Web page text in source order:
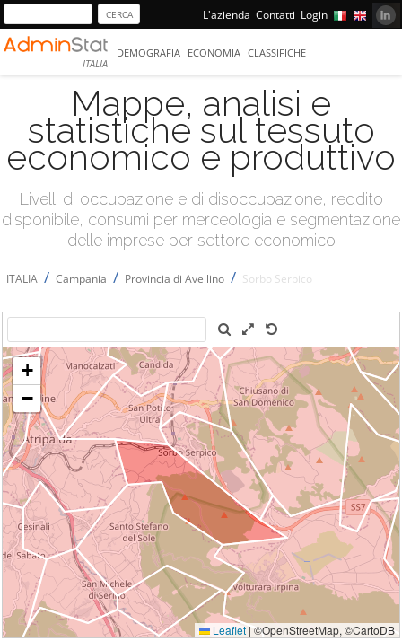
L'azienda Contatti Login
ITALIA
DEMOGRAFIA ECONOMIA CLASSIFICHE
Mappe, analisi e
statistiche sul tessuto
economico e produttivo
Livelli di occupazione e di disoccupazione, reddito
disponibile, consumi per merceologia e segmentazione
delle imprese per settore economico
ITALIA / Campania / Provincia di Avellino / Sorbo Serpico